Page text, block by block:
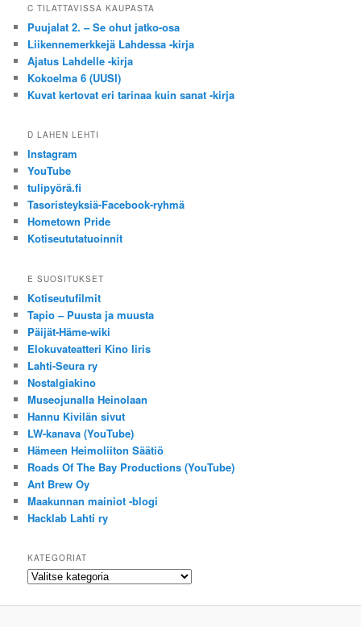
C TILATTAVISSA KAUPASTA
Puujalat 2. – Se ohut jatko-osa
Liikennemerkkejä Lahdessa -kirja
Ajatus Lahdelle -kirja
Kokoelma 6 (UUSI)
Kuvat kertovat eri tarinaa kuin sanat -kirja
D LAHEN LEHTI
Instagram
YouTube
tulipyörä.fi
Tasoristeyksiä-Facebook-ryhmä
Hometown Pride
Kotiseututatuoinnit
E SUOSITUKSET
Kotiseutufilmit
Tapio – Puusta ja muusta
Päijät-Häme-wiki
Elokuvateatteri Kino Iiris
Lahti-Seura ry
Nostalgiakino
Museojunalla Heinolaan
Hannu Kivilän sivut
LW-kanava (YouTube)
Hämeen Heimoliiton Säätiö
Roads Of The Bay Productions (YouTube)
Ant Brew Oy
Maakunnan mainiot -blogi
Hacklab Lahti ry
KATEGORIAT
Kategoriat